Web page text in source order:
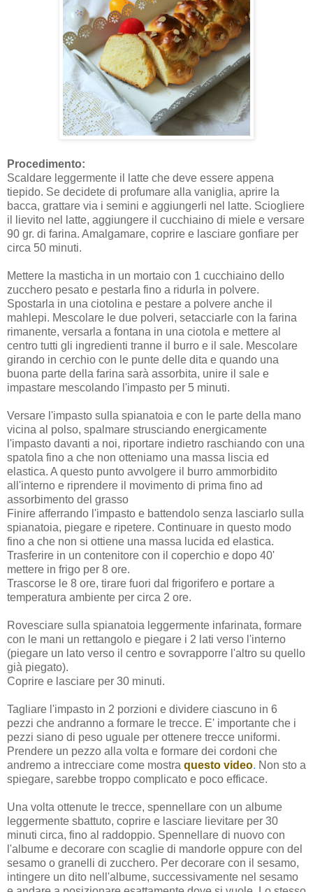
Procedimento:
Scaldare leggermente il latte che deve essere appena
tiepido. Se decidete di profumare alla vaniglia, aprire la
bacca, grattare via i semini e aggiungerli nel latte. Sciogliere
il lievito nel latte, aggiungere il cucchiaino di miele e versare
90 gr. di farina. Amalgamare, coprire e lasciare gonfiare per
circa 50 minuti.
Mettere la masticha in un mortaio con 1 cucchiaino dello
zucchero pesato e pestarla fino a ridurla in polvere.
Spostarla in una ciotolina e pestare a polvere anche il
mahlepi. Mescolare le due polveri, setacciarle con la farina
rimanente, versarla a fontana in una ciotola e mettere al
centro tutti gli ingredienti tranne il burro e il sale. Mescolare
girando in cerchio con le punte delle dita e quando una
buona parte della farina sarà assorbita, unire il sale e
impastare mescolando l'impasto per 5 minuti.
Versare l'impasto sulla spianatoia e con le parte della mano
vicina al polso, spalmare strusciando energicamente
l'impasto davanti a noi, riportare indietro raschiando con una
spatola fino a che non otteniamo una massa liscia ed
elastica. A questo punto avvolgere il burro ammorbidito
all'interno e riprendere il movimento di prima fino ad
assorbimento del grasso
Finire afferrando l'impasto e battendolo senza lasciarlo sulla
spianatoia, piegare e ripetere. Continuare in questo modo
fino a che non si ottiene una massa lucida ed elastica.
Trasferire in un contenitore con il coperchio e dopo 40'
mettere in frigo per 8 ore.
Trascorse le 8 ore, tirare fuori dal frigorifero e portare a
temperatura ambiente per circa 2 ore.
Rovesciare sulla spianatoia leggermente infarinata, formare
con le mani un rettangolo e piegare i 2 lati verso l'interno
(piegare un lato verso il centro e sovrapporre l'altro su quello
già piegato).
Coprire e lasciare per 30 minuti.
Tagliare l'impasto in 2 porzioni e dividere ciascuno in 6
pezzi che andranno a formare le trecce. E' importante che i
pezzi siano di peso uguale per ottenere trecce uniformi.
Prendere un pezzo alla volta e formare dei cordoni che
andremo a intrecciare come mostra questo video. Non sto a
spiegare, sarebbe troppo complicato e poco efficace.
Una volta ottenute le trecce, spennellare con un albume
leggermente sbattuto, coprire e lasciare lievitare per 30
minuti circa, fino al raddoppio. Spennellare di nuovo con
l'albume e decorare con scaglie di mandorle oppure con del
sesamo o granelli di zucchero. Per decorare con il sesamo,
intingere un dito nell'albume, successivamente nel sesamo